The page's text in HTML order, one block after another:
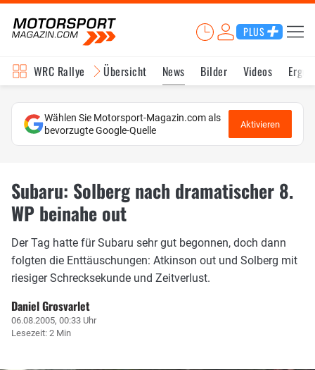
PLUS
WRC Rallye Übersicht News Bilder Videos
Wählen Sie Motorsport-Magazin.com als
bevorzugte Google-Quelle
Aktivieren
Subaru: Solberg nach dramatischer 8.
WP beinahe out
Der Tag hatte für Subaru sehr gut begonnen, doch dann
folgten die Enttäuschungen: Atkinson out und Solberg mit
riesiger Schrecksekunde und Zeitverlust.
Daniel Grosvarlet
06.08.2005, 00:33 Uhr
Lesezeit: 2 Min